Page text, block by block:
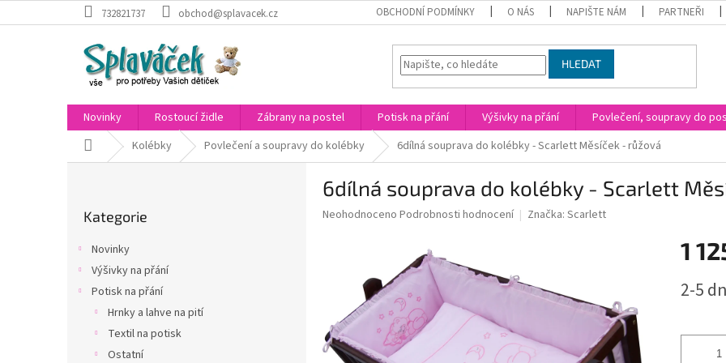
na
732821737 obchod@splavacek.cz OBCHODNÍ PODMÍNKY O NÁS NAPIŠTE NÁM PARTNEŘI
HLEDAT
Novinky Rostoucí židle Zábrany na postel Potisk na přání Výšivky na přání Povlečení, soupravy do
Domů Kolébky Povlečení a soupravy do kolébky 6dílná souprava do kolébky - Scarlett Měsíček - růžová
kategorie
Kategorie
Novinky
Výšivky na přání
Potisk na přání
Hrnky a lahve na pití
Textil na potisk
Ostatní
6dílná souprava do kolébky - Scarlett
Průměrné
hvězdiček.
Neohodnoceno Podrobnosti hodnocení Značka: Scarlett
1
cena:
2-5